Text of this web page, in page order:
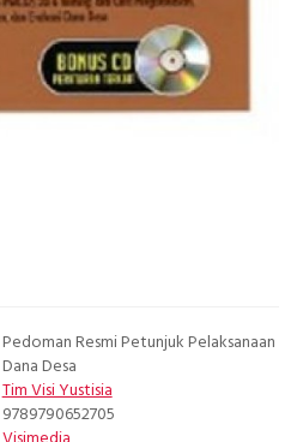
Pedoman Resmi Petunjuk Pelaksanaan
Dana Desa
Tim Visi Yustisia
9789790652705